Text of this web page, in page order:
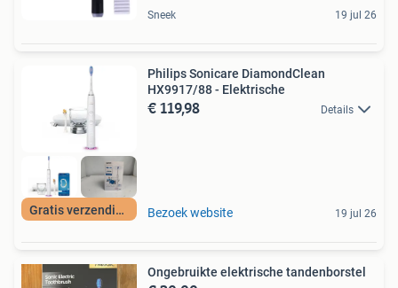
Sneek 19 jul 26
Gratis verzending
Philips Sonicare DiamondClean
HX9917/88 - Elektrische
€ 119,98 Details
Bezoek website 19 jul 26
Ongebruikte elektrische tandenborstel